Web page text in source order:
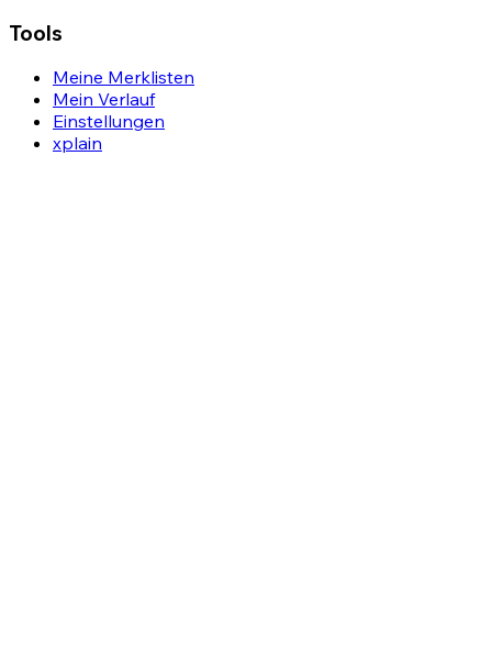
Tools
Meine Merklisten
Mein Verlauf
Einstellungen
xplain